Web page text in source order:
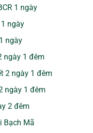
1 ngày
ngày
ngày
ngày 1 đêm
2 ngày 1 đêm
ngày 1 đêm
2 đêm
Bạch Mã